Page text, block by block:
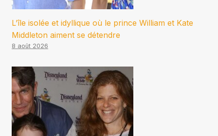
L’île isolée et idyllique où le prince William et Kate
Middleton aiment se détendre
8 août 2026